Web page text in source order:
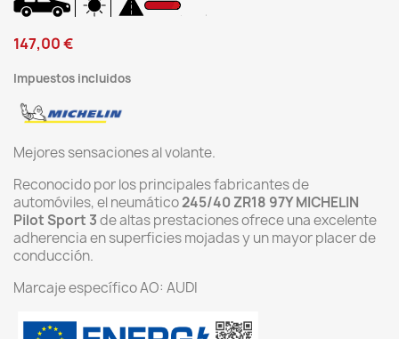
147,00 €
Impuestos incluidos
Mejores sensaciones al volante.
Reconocido por los principales fabricantes de
automóviles, el neumático245/40 ZR18 97Y MICHELIN
Pilot Sport 3de altas prestaciones ofrece una excelente
adherencia en superficies mojadas y un mayor placer de
conducción.
Marcaje específico AO: AUDI